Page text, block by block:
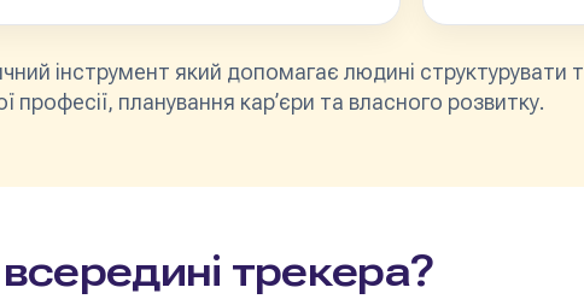
інструмент який допомагає людині структурувати
планування кар’єри та власного розвитку.
трекера?